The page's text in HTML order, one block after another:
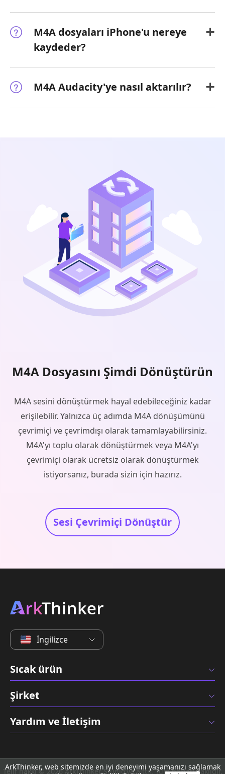
M4A dosyaları iPhone'u nereye
kaydeder?
M4A Audacity'ye nasıl aktarılır?
M4A Dosyasını Şimdi Dönüştürün
M4A sesini dönüştürmek hayal edebileceğiniz kadar
erişilebilir. Yalnızca üç adımda M4A dönüşümünü
çevrimiçi ve çevrimdışı olarak tamamlayabilirsiniz.
M4A'yı toplu olarak dönüştürmek veya M4A'yı
çevrimiçi olarak ücretsiz olarak dönüştürmek
istiyorsanız, burada sizin için hazırız.
Sesi Çevrimiçi Dönüştür
İngilizce
Sıcak ürün
Şirket
Yardım ve İletişim
Telif hakkı © 2026 ArkThinker Studio'ya aittir. Tüm hakları saklıdır.
ArkThinker, web sitemizde en iyi deneyimi yaşamanızı sağlamak